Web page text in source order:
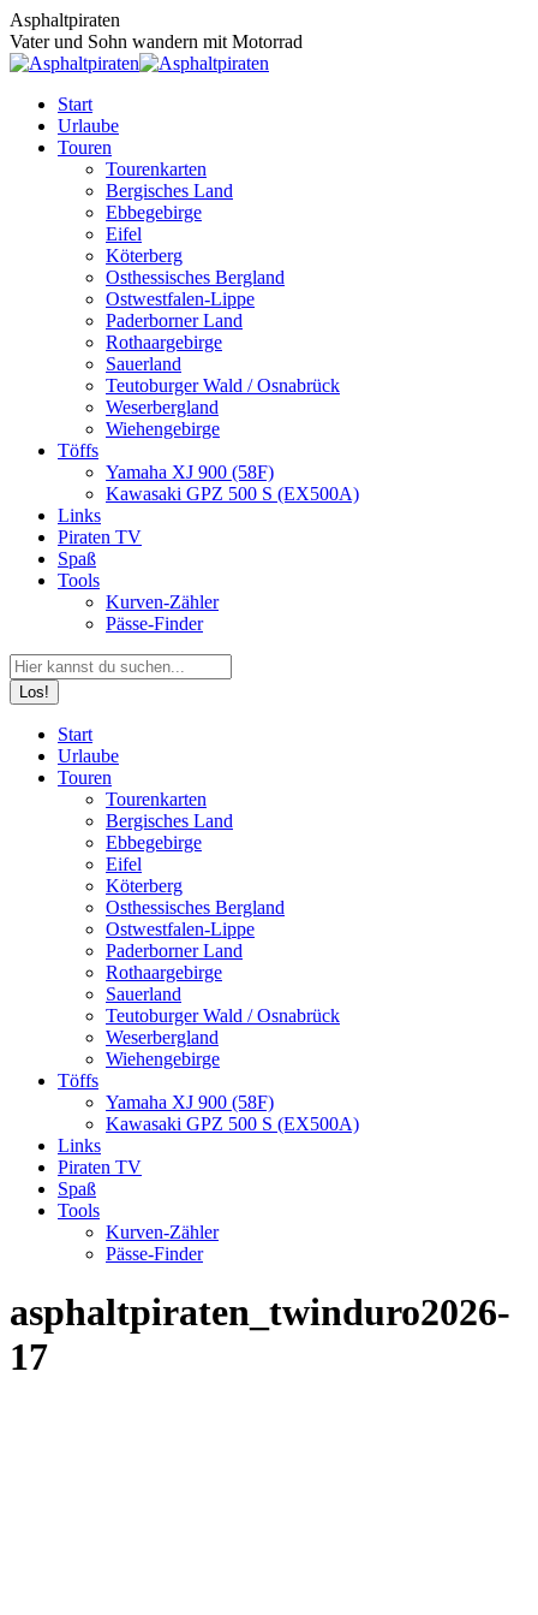
Zum
Inhalt
springen
Asphaltpiraten
Vater und Sohn wandern mit Motorrad
Start
Urlaube
Touren
Tourenkarten
Bergisches Land
Ebbegebirge
Eifel
Köterberg
Osthessisches Bergland
Ostwestfalen-Lippe
Paderborner Land
Rothaargebirge
Sauerland
Teutoburger Wald / Osnabrück
Weserbergland
Wiehengebirge
Töffs
Yamaha XJ 900 (58F)
Kawasaki GPZ 500 S (EX500A)
Links
Piraten TV
Spaß
Tools
Kurven-Zähler
Pässe-Finder
Search:
page
opens
page
opens
page
opens
Start
Urlaube
Touren
Tourenkarten
Bergisches Land
Ebbegebirge
Eifel
Köterberg
Osthessisches Bergland
Ostwestfalen-Lippe
Paderborner Land
Rothaargebirge
Sauerland
Teutoburger Wald / Osnabrück
Weserbergland
Wiehengebirge
Töffs
Yamaha XJ 900 (58F)
Kawasaki GPZ 500 S (EX500A)
Links
Piraten TV
Spaß
Tools
Kurven-Zähler
Pässe-Finder
asphaltpiraten_twinduro2026-
17